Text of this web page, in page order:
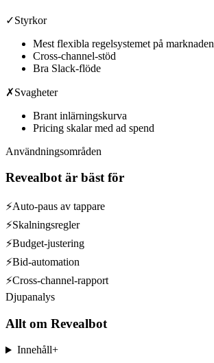
✓Styrkor
Mest flexibla regelsystemet på marknaden
Cross-channel-stöd
Bra Slack-flöde
✗Svagheter
Brant inlärningskurva
Pricing skalar med ad spend
Användningsområden
Revealbotär bäst för
⚡Auto-paus av tappare
⚡Skalningsregler
⚡Budget-justering
⚡Bid-automation
⚡Cross-channel-rapport
Djupanalys
Allt om Revealbot
Innehåll+